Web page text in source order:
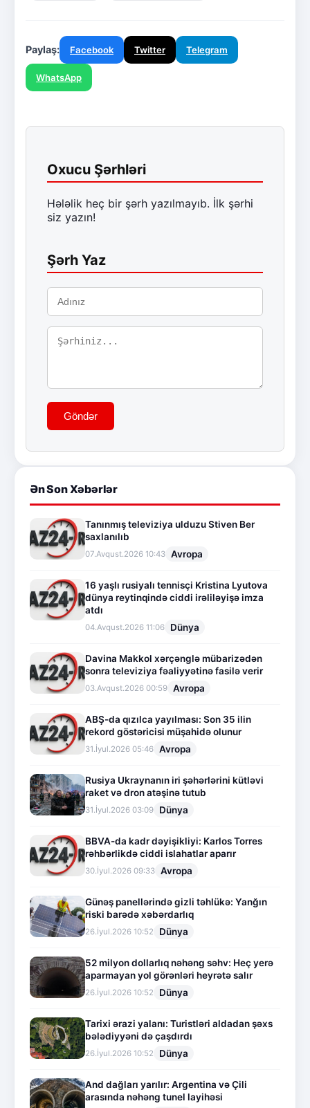
Paylaş: Facebook Twitter Telegram
WhatsApp
Oxucu Şərhləri
Hələlik heç bir şərh yazılmayıb. İlk şərhi
siz yazın!
Şərh Yaz
Göndər
Ən Son Xəbərlər
Tanınmış televiziya ulduzu Stiven Ber
saxlanılıb
07.Avqust.2026 10:43 Avropa
16 yaşlı rusiyalı tennisçi Kristina Lyutova
dünya reytinqində ciddi irəliləyişə imza
atdı
04.Avqust.2026 11:06 Dünya
Davina Makkol xərçənglə mübarizədən
sonra televiziya fəaliyyətinə fasilə verir
03.Avqust.2026 00:59 Avropa
ABŞ-da qızılca yayılması: Son 35 ilin
rekord göstəricisi müşahidə olunur
31.İyul.2026 05:46 Avropa
Rusiya Ukraynanın iri şəhərlərini kütləvi
raket və dron atəşinə tutub
31.İyul.2026 03:09 Dünya
BBVA-da kadr dəyişikliyi: Karlos Torres
rəhbərlikdə ciddi islahatlar aparır
30.İyul.2026 09:33 Avropa
Günəş panellərində gizli təhlükə: Yanğın
riski barədə xəbərdarlıq
26.İyul.2026 10:52 Dünya
52 milyon dollarlıq nəhəng səhv: Heç yerə
aparmayan yol görənləri heyrətə salır
26.İyul.2026 10:52 Dünya
Tarixi ərazi yalanı: Turistləri aldadan şəxs
bələdiyyəni də çaşdırdı
26.İyul.2026 10:52 Dünya
And dağları yarılır: Argentina və Çili
arasında nəhəng tunel layihəsi